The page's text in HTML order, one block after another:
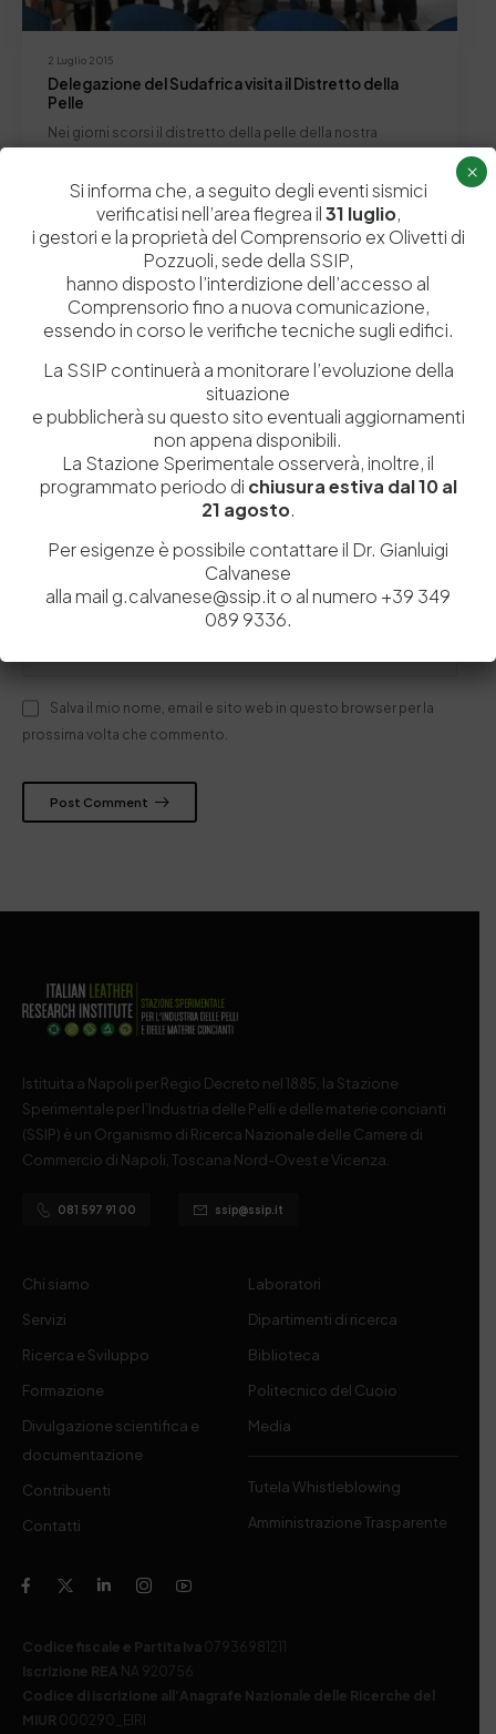
2 Luglio 2015
Delegazione del Sudafrica visita il Distretto della
Pelle
Nei giorni scorsi il distretto della pelle della nostra
Admin_dev2 0 0
Lascia un commento
contrassegnati*
Salva il mio nome, email e sito web in questo browser per la
prossima volta che commento.
Post Comment
Istituita a Napoli per Regio Decreto nel 1885, la Stazione
Sperimentale per l’Industria delle Pelli e delle materie concianti
(SSIP) è un Organismo di Ricerca Nazionale delle Camere di
Commercio di Napoli, Toscana Nord-Ovest e Vicenza.
081 597 91 00 ssip@ssip.it
Chi siamo
Servizi
Ricerca e Sviluppo
Formazione
Divulgazione scientifica e
documentazione
Contribuenti
Contatti
Laboratori
Dipartimenti di ricerca
Biblioteca
Politecnico del Cuoio
Media
Tutela Whistleblowing
Amministrazione Trasparente
Codice fiscale e Partita Iva 07936981211
Iscrizione REA NA 920756
Codice di iscrizione all’Anagrafe Nazionale delle Ricerche del
MIUR 000290_EIRI
Si informa che, a seguito degli eventi sismici
verificatisi nell’area flegrea il31 luglio,
i gestori e la proprietà del Comprensorio ex Olivetti di
Pozzuoli, sede della SSIP,
hanno disposto l’interdizione dell’accesso al
Comprensorio fino a nuova comunicazione,
essendo in corso le verifiche tecniche sugli edifici.
La SSIP continuerà a monitorare l’evoluzione della
situazione
e pubblicherà su questo sito eventuali aggiornamenti
non appena disponibili.
La Stazione Sperimentale osserverà, inoltre, il
programmato periodo di chiusura estiva dal 10 al
21 agosto.
Per esigenze è possibile contattare il Dr. Gianluigi
Calvanese
alla mail g.calvanese@ssip.it o al numero +39 349
089 9336.
×